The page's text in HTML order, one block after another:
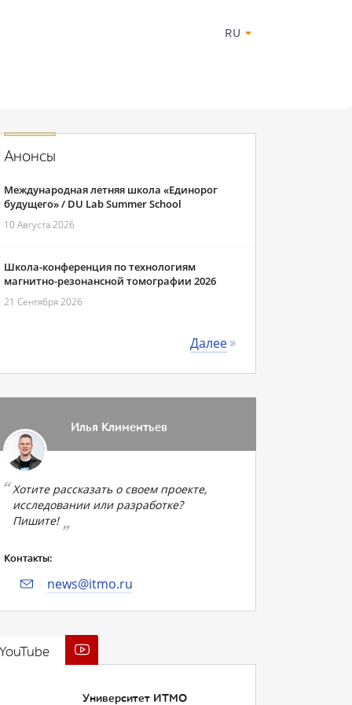
RU
Анонсы
Международная летняя школа «Единорог
будущего» / DU Lab Summer School
10 Августа 2026
Школа-конференция по технологиям
магнитно-резонансной томографии 2026
21 Сентября 2026
Далее
Илья Климентьев
Хотите рассказать о своем проекте,
исследовании или разработке?
Пишите!
Контакты:
news@itmo.ru
Университет ИТМО